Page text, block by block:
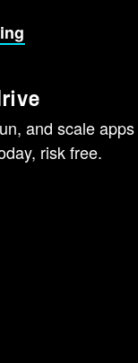
and scale
risk free.